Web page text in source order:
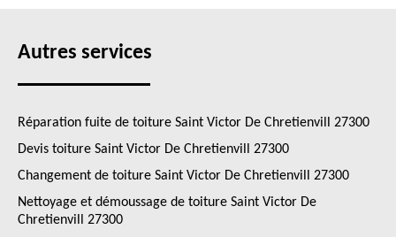
Autres services
Réparation fuite de toiture Saint Victor De Chretienvill 27300
Devis toiture Saint Victor De Chretienvill 27300
Changement de toiture Saint Victor De Chretienvill 27300
Nettoyage et démoussage de toiture Saint Victor De
Chretienvill 27300